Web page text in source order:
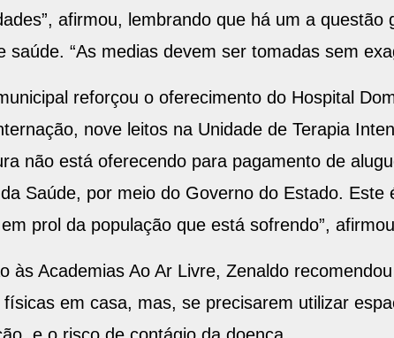
afirmou, lembrando que há um a
saúde. “As medias devem ser tomadas sem
reforçou o oferecimento do Hospital
nove leitos na Unidade de Terapia
não está oferecendo para pagamento de
Saúde, por meio do Governo do Estado.
prol da população que está sofrendo”,
às Academias Ao Ar Livre, Zenaldo
físicas em casa, mas, se precisarem utilizar